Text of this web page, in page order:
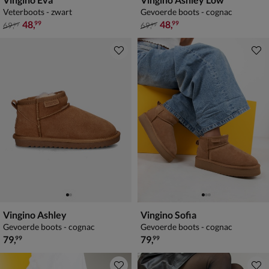
Veterboots - zwart
van € 69,99 voor € 48,99
69,99 48,99
Gevoerde boots - cognac
van € 69,99 voor € 48,99
69,99 48,99
Vingino Ashley
Gevoerde boots - cognac
€ 79,99
79,99
Vingino Sofia
Gevoerde boots - cognac
€ 79,99
79,99